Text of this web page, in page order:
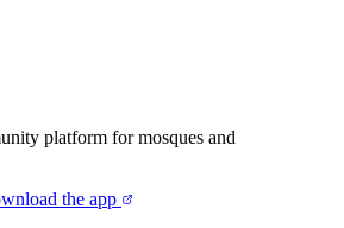
platform for mosques and
the app